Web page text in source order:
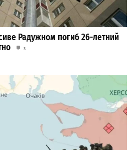
Радужном погиб 26-летний
3